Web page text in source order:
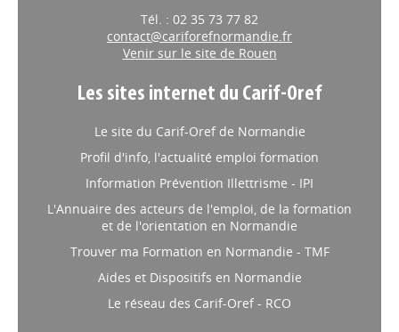
Tél. : 02 35 73 77 82
contact@cariforefnormandie.fr
L'Annuaire des acteurs de l'emploi, de la formation